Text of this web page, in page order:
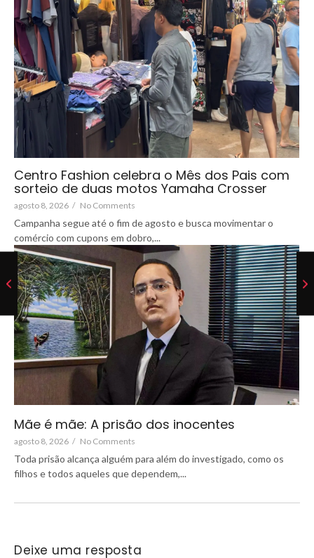
Centro Fashion celebra o Mês dos Pais com
sorteio de duas motos Yamaha Crosser
agosto 8, 2026 / No Comments
Campanha segue até o fim de agosto e busca movimentar o
comércio com cupons em dobro,...
Mãe é mãe: A prisão dos inocentes
agosto 8, 2026 / No Comments
Toda prisão alcança alguém para além do investigado, como os
filhos e todos aqueles que dependem,...
Deixe uma resposta